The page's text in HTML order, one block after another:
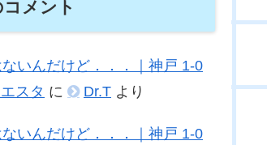
メント
いんだけど．．．｜神戸 1-0
スタ に Dr.T より
いんだけど．．．｜神戸 1-0